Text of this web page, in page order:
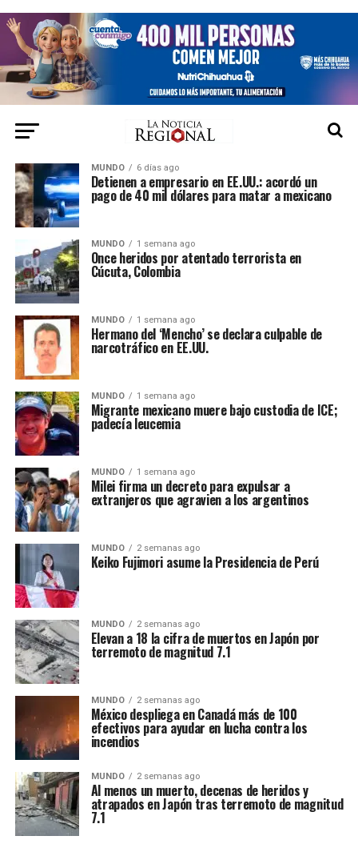
MUNDO 6 días ago
Detienen a empresario en EE.UU.: acordó un
pago de 40 mil dólares para matar a mexicano
MUNDO 1 semana ago
Once heridos por atentado terrorista en
Cúcuta, Colombia
MUNDO 1 semana ago
Hermano del ‘Mencho’ se declara culpable de
narcotráfico en EE.UU.
MUNDO 1 semana ago
Migrante mexicano muere bajo custodia de ICE;
padecía leucemia
MUNDO 1 semana ago
Milei firma un decreto para expulsar a
extranjeros que agravien a los argentinos
MUNDO 2 semanas ago
Keiko Fujimori asume la Presidencia de Perú
MUNDO 2 semanas ago
Elevan a 18 la cifra de muertos en Japón por
terremoto de magnitud 7.1
MUNDO 2 semanas ago
México despliega en Canadá más de 100
efectivos para ayudar en lucha contra los
incendios
MUNDO 2 semanas ago
Al menos un muerto, decenas de heridos y
atrapados en Japón tras terremoto de magnitud
7.1